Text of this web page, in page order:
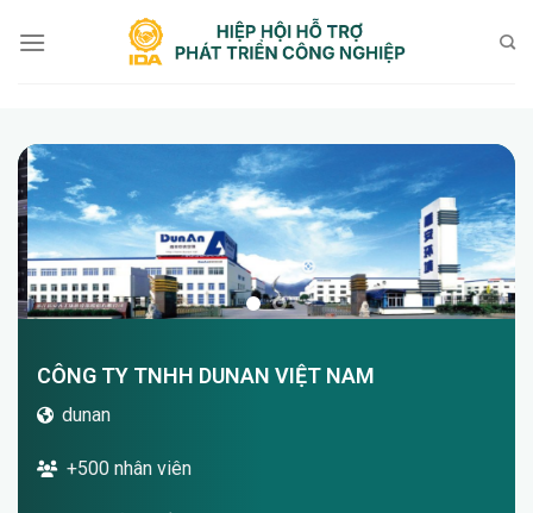
qua
CÔNG TY TNHH DUNAN VIỆT NAM
dunan
+500 nhân viên